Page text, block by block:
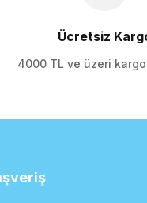
Ücretsiz
4000 TL ve üzeri